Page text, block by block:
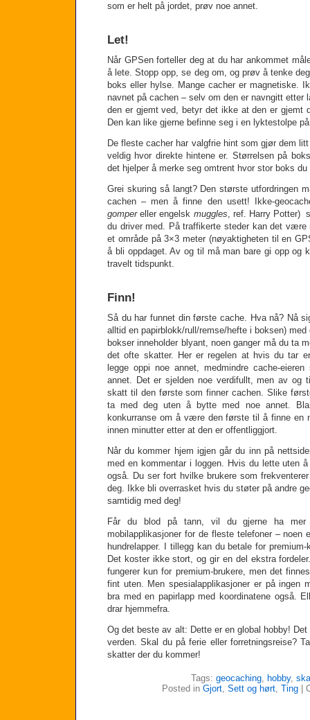
som er helt på jordet, prøv noe annet.
Let!
Når GPSen forteller deg at du har ankommet
å lete. Stopp opp, se deg om, og prøv å tenke
boks eller hylse. Mange cacher er magnetiske.
navnet på cachen – selv om den er navngitt etter
den er gjemt ved, betyr det ikke at den er gjemt
Den kan like gjerne befinne seg i en lyktestolpe
De fleste cacher har valgfrie hint som gjør dem
veldig hvor direkte hintene er. Størrelsen på
det hjelper å merke seg omtrent hvor stor boks du
Grei skuring så langt? Den største utfordringen
cachen – men å finne den usett! Ikke-
gompereller engelsk muggles, ref. Harry Potter)
du driver med. På traffikerte steder kan det være
et område på 3×3 meter (nøyaktigheten til en
å bli oppdaget. Av og til må man bare gi opp og
travelt tidspunkt.
Finn!
Så du har funnet din første cache. Hva nå? Nå
alltid en papirblokk/rull/remse/hefte i boksen)
bokser inneholder blyant, noen ganger må du ta
det ofte skatter. Her er regelen at hvis du tar
legge oppi noe annet, medmindre cache-
annet. Det er sjelden noe verdifullt, men av og
skatt til den første som finner cachen. Slike
ta med deg uten å bytte med noe annet.
konkurranse om å være den første til å finne en
innen minutter etter at den er offentliggjort.
Når du kommer hjem igjen går du inn på
med en kommentar i loggen. Hvis du lette uten
også. Du ser fort hvilke brukere som
deg. Ikke bli overrasket hvis du støter på andre
samtidig med deg!
Får du blod på tann, vil du gjerne ha mer
mobilapplikasjoner for de fleste telefoner – noen
hundrelapper. I tillegg kan du betale for
Det koster ikke stort, og gir en del ekstra
fungerer kun for premium-brukere, men det
fint uten. Men spesialapplikasjoner er på ingen
bra med en papirlapp med koordinatene også.
drar hjemmefra.
Og det beste av alt: Dette er en global hobby!
verden. Skal du på ferie eller forretningsreise?
skatter der du kommer!
Tags: geocaching, hobby,
Posted in Gjort, Sett og hørt, Ting|